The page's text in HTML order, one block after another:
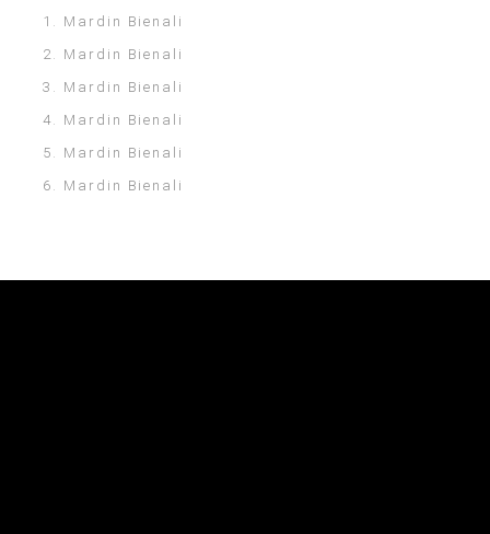
1. Mardin Bienali
2. Mardin Bienali
3. Mardin Bienali
4. Mardin Bienali
5. Mardin Bienali
6. Mardin Bienali